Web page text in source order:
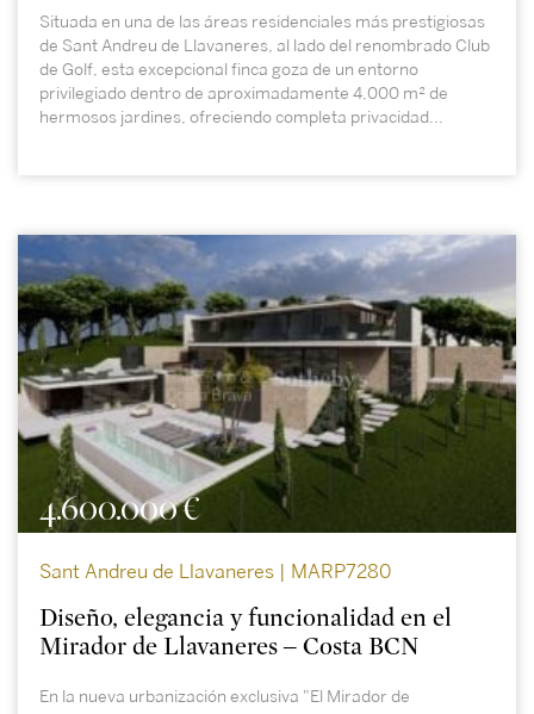
Situada en una de las áreas residenciales más prestigiosas
de Sant Andreu de Llavaneres, al lado del renombrado Club
de Golf, esta excepcional finca goza de un entorno
privilegiado dentro de aproximadamente 4,000 m² de
hermosos jardines, ofreciendo completa privacidad...
4.600.000 €
Sant Andreu de Llavaneres | MARP7280
Diseño, elegancia y funcionalidad en el
Mirador de Llavaneres – Costa BCN
En la nueva urbanización exclusiva "El Mirador de